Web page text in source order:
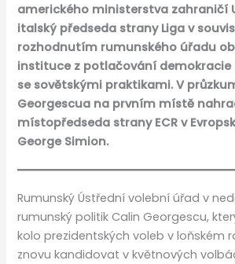
amerického ministerstva zahraničí
italský předseda strany Liga v
rozhodnutím rumunského úřadu
instituce z potlačování demokracie
se sovětskými praktikami. V
Georgescua na prvním místě
místopředseda strany ECR v
George Simion.
Rumunský Ústřední volební úřad v
rumunský politik Calin Georgescu,
kolo prezidentských voleb v loňském
znovu kandidovat v květnových